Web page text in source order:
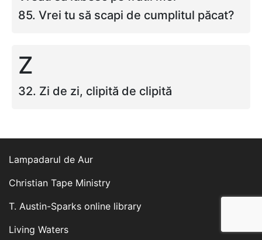
85. Vrei tu să scapi de cumplitul păcat?
Z
32. Zi de zi, clipită de clipită
Lampadarul de Aur
Christian Tape Ministry
T. Austin-Sparks online library
Living Waters